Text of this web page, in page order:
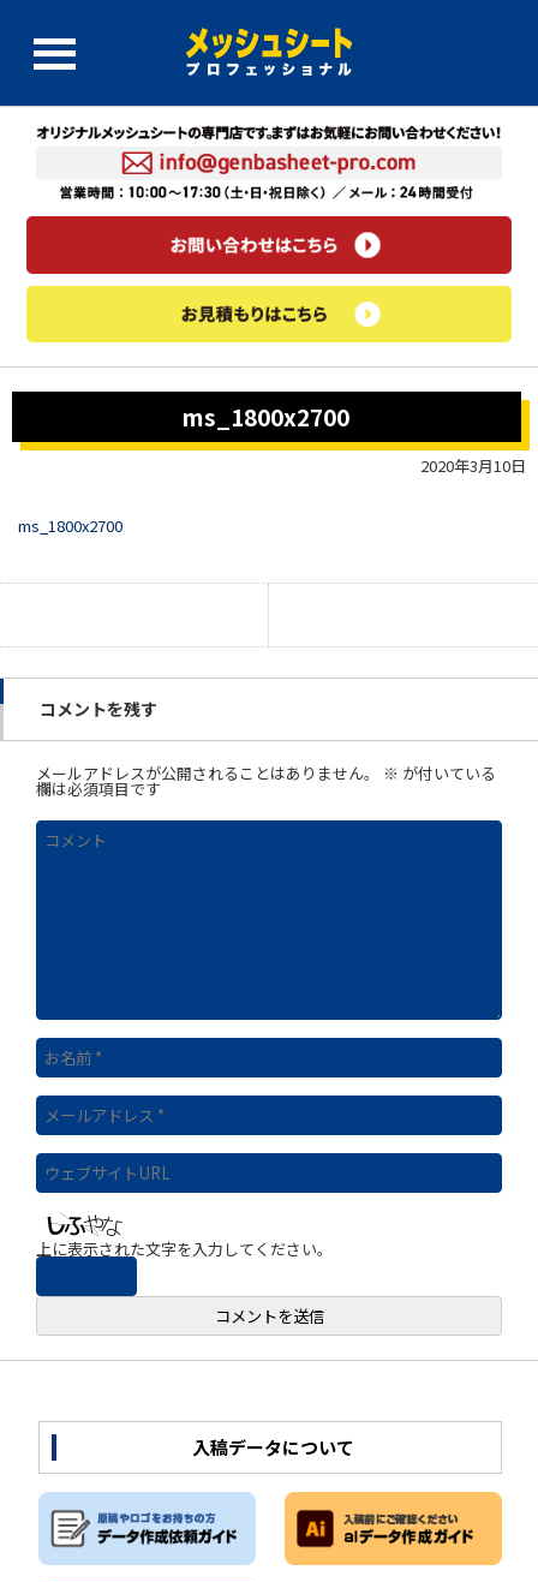
ms_1800x2700
2020年3月10日
ms_1800x2700
コメントを残す
メールアドレスが公開されることはありません。 ※ が付いている
欄は必須項目です
上に表示された文字を入力してください。
入稿データについて